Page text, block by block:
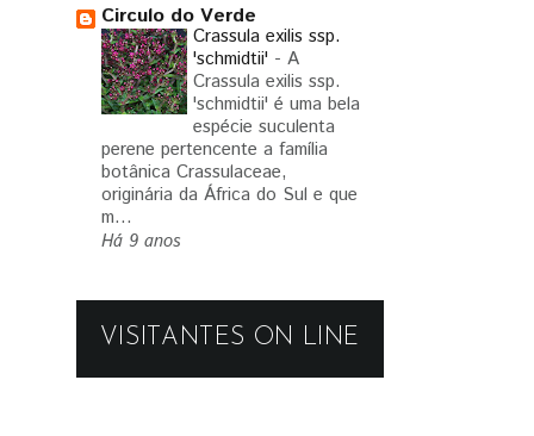
Circulo do Verde
Crassula exilis ssp.
'schmidtii' - A
Crassula exilis ssp.
'schmidtii' é uma bela
espécie suculenta
perene pertencente a família
botânica Crassulaceae,
originária da África do Sul e que
m...
Há 9 anos
VISITANTES ON LINE